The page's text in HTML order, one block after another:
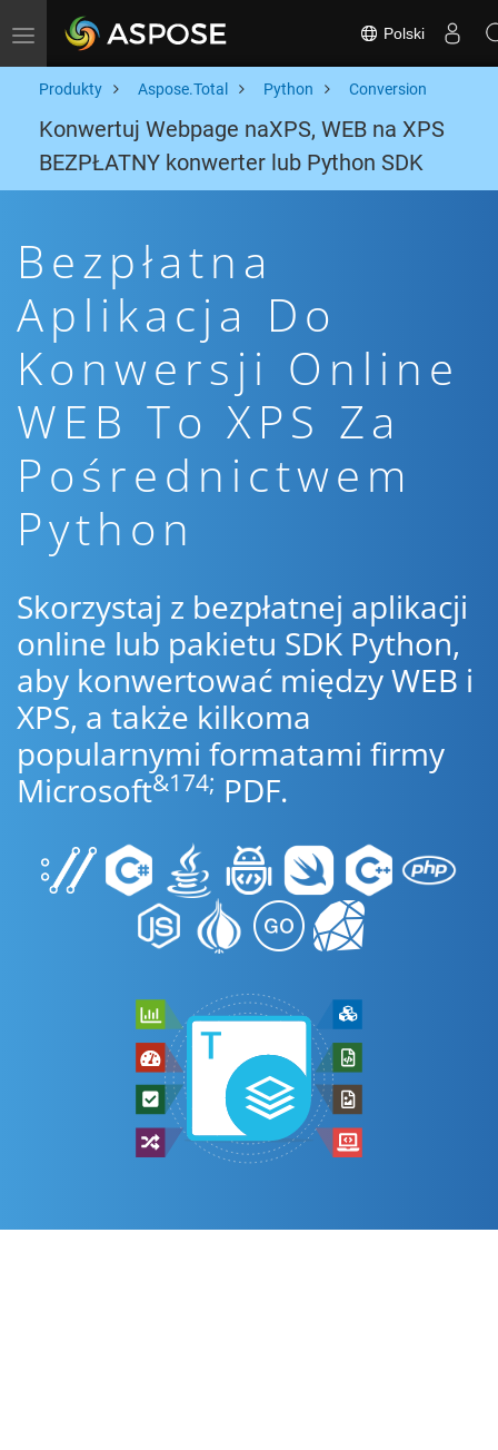
Toggle navigation Polski
Produkty Aspose.Total Python Conversion
Konwertuj Webpage naXPS, WEB na XPS
BEZPŁATNY konwerter lub Python SDK
Bezpłatna
Aplikacja Do
Konwersji Online
WEB To XPS Za
Pośrednictwem
Python
Skorzystaj z bezpłatnej aplikacji
online lub pakietu SDK Python,
aby konwertować między WEB i
XPS, a także kilkoma
popularnymi formatami firmy
Microsoft&174; PDF.